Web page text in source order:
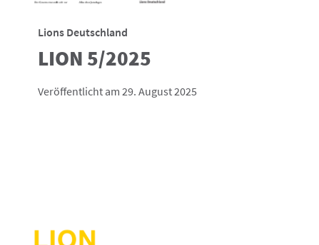
Lions Deutschland
LION 5/2025
Veröffentlicht am 29. August 2025